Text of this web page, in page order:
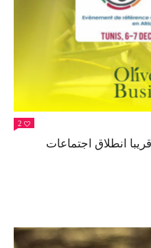
2
انطلاق اجتماعات